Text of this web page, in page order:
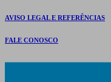
AVISO LEGAL E REFERÊNCIAS
FALE CONOSCO